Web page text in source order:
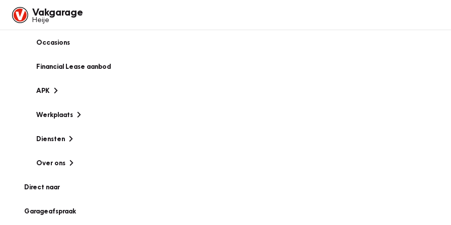
Vakgarage
Heije
Occasions
Financial Lease aanbod
APK
Werkplaats
Diensten
Over ons
Direct naar
Garageafspraak